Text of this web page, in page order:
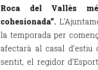
Roca del Vallès
cohesionada”.
la temporada per
afectarà al casal
sentit, el regidor